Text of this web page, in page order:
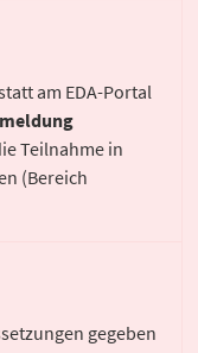
am EDA-Portal
Teilnahme in
(Bereich
gegeben